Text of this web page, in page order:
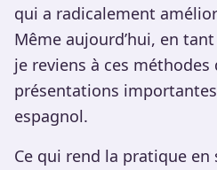
qui a radicalement
Même aujourd’hui, en
je reviens à ces
présentations
espagnol.
Ce qui rend la pratique en